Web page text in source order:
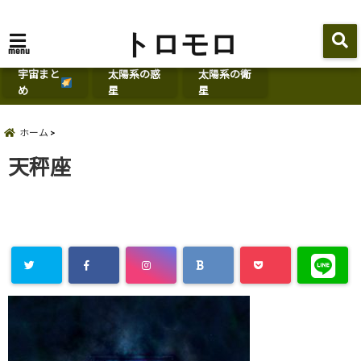
menu トロモロ
宇宙まと
め
太陽系の惑
星
太陽系の衛
星
ホーム
天秤座